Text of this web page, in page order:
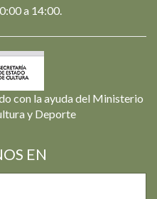
a 14:00.
con la ayuda del Ministerio
y Deporte
EN